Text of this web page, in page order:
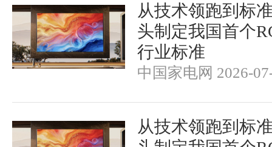
从技术领跑到标
头制定我国首个
行业标准
中国家电网 2026-
从技术领跑到标